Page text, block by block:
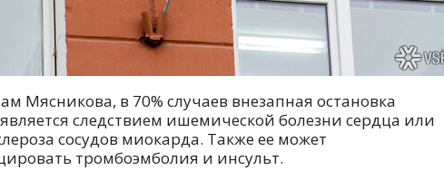
Мясникова, в 70% случаев внезапная остановка
следствием ишемической болезни сердца или
сосудов миокарда. Также ее может
тромбоэмболия и инсульт.